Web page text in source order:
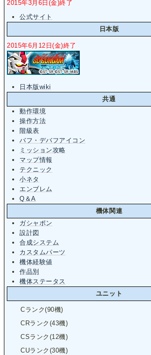
2015年3月6日(金)終了
公式サイト
日本版
2015年6月12日(金)終了
日本版wiki
共通
動作環境
操作方法
階級表
バフ・デバフアイコン
ミッション攻略
マップ情報
テクニック
小ネタ
エンブレム
Q＆A
機体関連
ガシャポン
設計図
合成システム
カスタムパーツ
機体経験値
作品別
機体ステータス
ユニット
Cランク(90機)
CRランク(43機)
CSランク(12機)
CUランク(30機)